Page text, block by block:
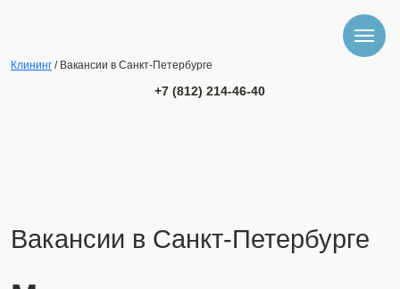
Клининг / Вакансии в Санкт-Петербурге
+7 (812) 214-46-40
Вакансии в Санкт-Петербурге